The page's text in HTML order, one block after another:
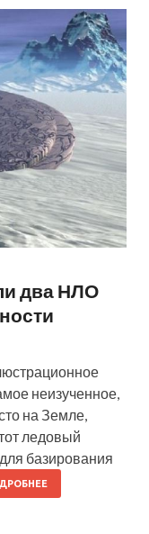
два НЛО
неизученное,
на Земле,
ледовый
базирования